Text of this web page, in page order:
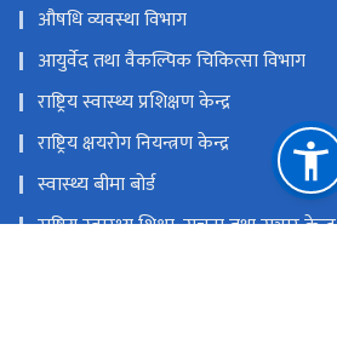
औषधि व्यवस्था विभाग
आयुर्वेद तथा वैकल्पिक चिकित्सा विभाग
राष्ट्रिय स्वास्थ्य प्रशिक्षण केन्द्र
राष्ट्रिय क्षयरोग नियन्त्रण केन्द्र
स्वास्थ्य बीमा बोर्ड
राष्ट्रिय स्वास्थ्य शिक्षा, सूचना तथा सञ्चार केन्द्र